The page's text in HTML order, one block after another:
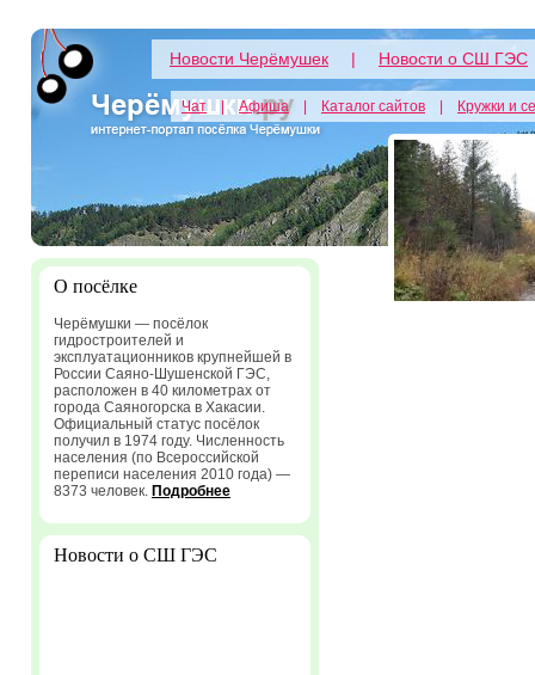
Новости Черёмушек | Новости о СШ ГЭС
Чат | Афиша Каталог сайтов Кружки и
О посёлке
Черёмушки — посёлок
гидростроителей и
эксплуатационников крупнейшей в
России Саяно-Шушенской ГЭС,
расположен в 40 километрах от
города Саяногорска в Хакасии.
Официальный статус посёлок
получил в 1974 году. Численность
населения (по Всероссийской
переписи населения 2010 года) —
8373 человек. Подробнее
Новости о СШ ГЭС